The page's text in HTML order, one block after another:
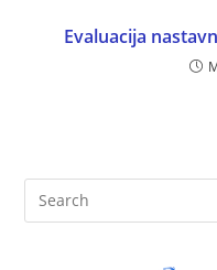
Evaluacija